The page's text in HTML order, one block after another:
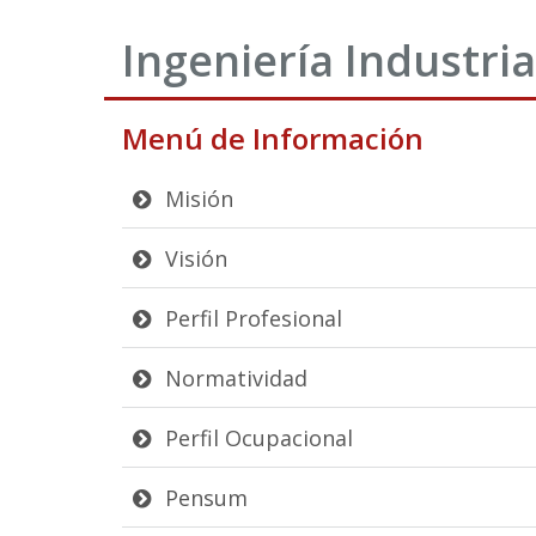
Ingeniería
Menú de Información
Misión
Visión
Perfil Profesional
Normatividad
Perfil Ocupacional
Pensum